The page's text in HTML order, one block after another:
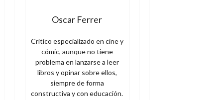
Oscar Ferrer
Crítico especializado en cine y
cómic, aunque no tiene
problema en lanzarse a leer
libros y opinar sobre ellos,
siempre de forma
constructiva y con educación.